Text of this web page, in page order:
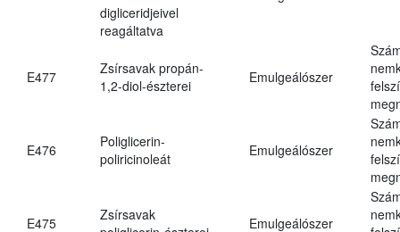
digliceridjeivel
reagáltatva
E477
Zsírsavak propán-
1,2-diol-észterei
Emulgeálószer
E476
Poliglicerin-
poliricinoleát
Emulgeálószer
E475
Zsírsavak
Emulgeálószer